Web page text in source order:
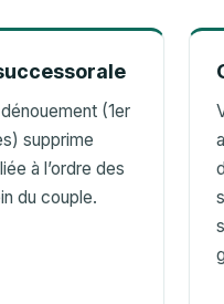
(1er
supprime
à l’ordre des
du couple.